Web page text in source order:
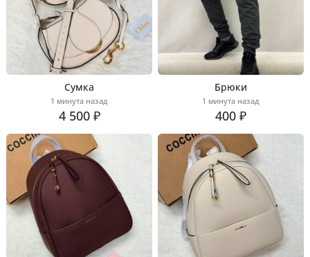
Сумка
1 минута назад
4 500 ₽
Брюки
1 минута назад
400 ₽